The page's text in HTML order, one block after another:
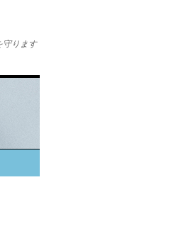
守ります